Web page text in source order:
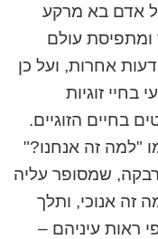
אדם בא מרקע
עולם
אחרות, ועל כן
בחיי זוגיות
בחיים הזוגיים.
"למה זה אנחנו?"
שמסופר עליה
זה אנוכי, ותלך
ראות עיניהם –